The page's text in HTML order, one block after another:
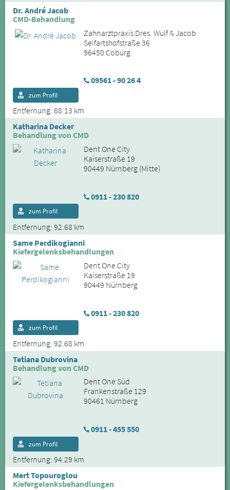
Dr. André Jacob
CMD-Behandlung
Zahnarztpraxis Dres. Wulf & Jacob
Seifartshofstraße 36
96450 Coburg
09561 - 90 26 4
Entfernung: 68.13 km
zum Profil
Katharina Decker
Behandlung von CMD
Dent One City
Kaiserstraße 19
90449 Nürnberg (Mitte)
0911 - 230 820
Entfernung: 92.68 km
zum Profil
Same Perdikogianni
Kiefergelenksbehandlungen
Dent One City
Kaiserstraße 19
90449 Nürnberg
0911 - 230 820
Entfernung: 92.68 km
zum Profil
Tetiana Dubrovina
Behandlung von CMD
Dent One Süd
Frankenstraße 129
90461 Nürnberg
0911 - 455 550
Entfernung: 94.29 km
zum Profil
Mert Topouroglou
Kiefergelenksbehandlungen